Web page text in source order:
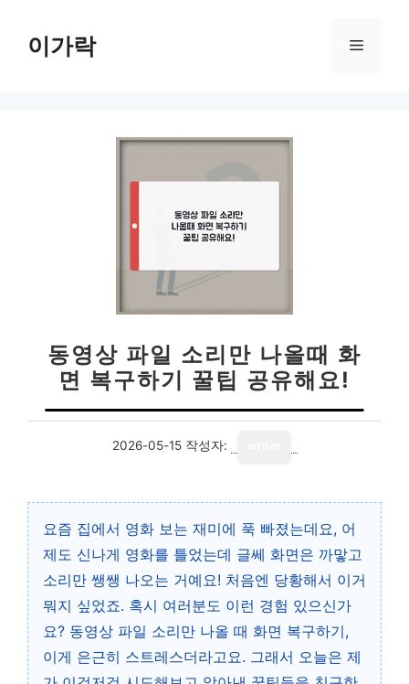
이가락 메
동영상 파일 소리만 나올때 화
면 복구하기 꿀팁 공유해요!
2026-05-15 작성자:
요즘 집에서 영화 보는 재미에 푹 빠졌는데요, 어
제도 신나게 영화를 틀었는데 글쎄 화면은 까맣고
소리만 쌩쌩 나오는 거예요! 처음엔 당황해서 이거
뭐지 싶었죠. 혹시 여러분도 이런 경험 있으신가
요? 동영상 파일 소리만 나올 때 화면 복구하기,
이게 은근히 스트레스더라고요. 그래서 오늘은 제